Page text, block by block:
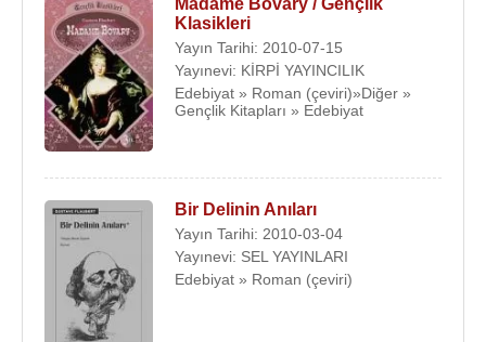
Madame Bovary / Gençlik
Klasikleri
Yayın Tarihi: 2010-07-15
Yayınevi: KİRPİ YAYINCILIK
Edebiyat » Roman (çeviri)»Diğer »
Gençlik Kitapları » Edebiyat
Bir Delinin Anıları
Yayın Tarihi: 2010-03-04
Yayınevi: SEL YAYINLARI
Edebiyat » Roman (çeviri)